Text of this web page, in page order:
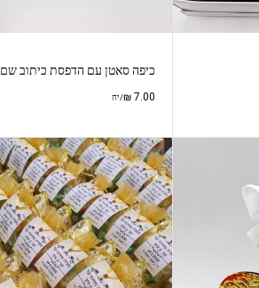
כיפה סאטן עם הדפסת כיתוב שם
₪7.00 /יח